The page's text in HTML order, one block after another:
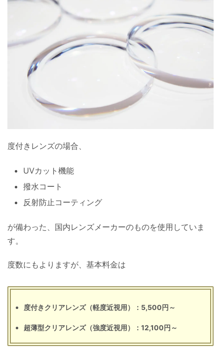
度付きレンズの場合、
UVカット機能
撥水コート
反射防止コーティング
が備わった、国内レンズメーカーのものを使用していま
す。
度数にもよりますが、基本料金は
度付きクリアレンズ（軽度近視用）：5,500円～
超薄型クリアレンズ（強度近視用）：12,100円～